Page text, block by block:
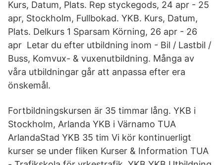
Kurs, Datum, Plats. Rep styckegods, 24 apr - 25
apr, Stockholm, Fullbokad. YKB. Kurs, Datum,
Plats. Delkurs 1 Sparsam Körning, 26 apr - 26
apr Letar du efter utbildning inom - Bil / Lastbil /
Buss, Komvux- & vuxenutbildning. Många av
våra utbildningar går att anpassa efter era
önskemål.
Fortbildningskursen är 35 timmar lång. YKB i
Stockholm, Arlanda YKB i Värnamo TUA
ArlandaStad YKB 35 tim Vi kör kontinuerligt
kurser se under fliken Kurser & Information TUA